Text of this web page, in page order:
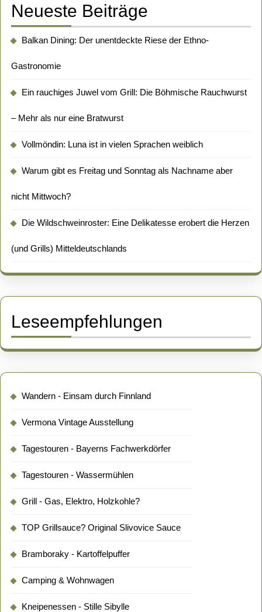
Neueste Beiträge
Balkan Dining: Der unentdeckte Riese der Ethno-
Gastronomie
Ein rauchiges Juwel vom Grill: Die Böhmische Rauchwurst
– Mehr als nur eine Bratwurst
Vollmöndin: Luna ist in vielen Sprachen weiblich
Warum gibt es Freitag und Sonntag als Nachname aber
nicht Mittwoch?
Die Wildschweinroster: Eine Delikatesse erobert die Herzen
(und Grills) Mitteldeutschlands
Leseempfehlungen
Wandern - Einsam durch Finnland
Vermona Vintage Ausstellung
Tagestouren - Bayerns Fachwerkdörfer
Tagestouren - Wassermühlen
Grill - Gas, Elektro, Holzkohle?
TOP Grillsauce? Original Slivovice Sauce
Bramboraky - Kartoffelpuffer
Camping & Wohnwagen
Kneipenessen - Stille Sibylle